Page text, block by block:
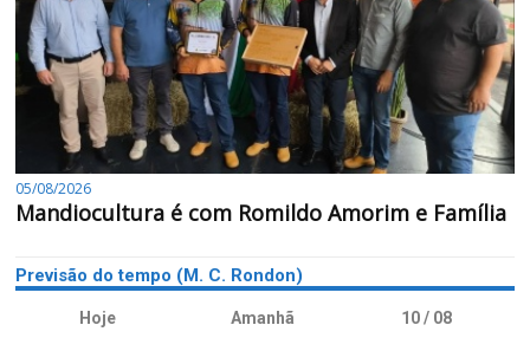
05/08/2026
Mandiocultura é com Romildo Amorim e Família
Previsão do tempo (M. C. Rondon)
Hoje Amanhã 10 / 08